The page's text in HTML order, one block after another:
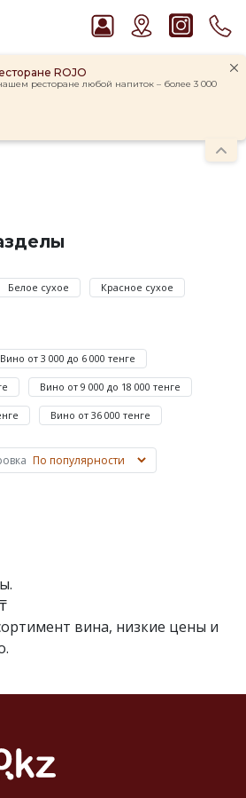
ROJO
ресторане любой напиток – более 3 000
White 37,5%
Dry Gin 37,5%
Аргентины Чилии
Белое сухое Красное сухое
Вино от 3 000 до 6 000 тенге
Вино от 9 000 до 18 000 тенге
Вино от 36 000 тенге
вина, низкие цены и